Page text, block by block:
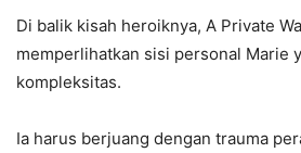
Di balik kisah heroiknya, A Private
memperlihatkan sisi personal Marie
kompleksitas.
Ia harus berjuang dengan trauma